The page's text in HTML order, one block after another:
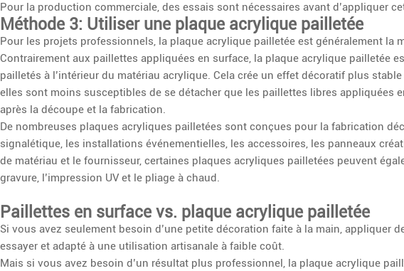
Pour la production commerciale, des essais sont nécessaires avant d’appliquer
Méthode 3: Utiliser une plaque acrylique pailletée
Pour les projets professionnels, la plaque acrylique pailletée est généralement la
Contrairement aux paillettes appliquées en surface, la plaque acrylique pailletée
pailletés à l’intérieur du matériau acrylique. Cela crée un effet décoratif plus
elles sont moins susceptibles de se détacher que les paillettes libres appliquées
après la découpe et la fabrication.
De nombreuses plaques acryliques pailletées sont conçues pour la fabrication
signalétique, les installations événementielles, les accessoires, les panneaux
de matériau et le fournisseur, certaines plaques acryliques pailletées peuvent
gravure, l’impression UV et le pliage à chaud.
Paillettes en surface vs. plaque acrylique pailletée
Si vous avez seulement besoin d’une petite décoration faite à la main, appliquer
essayer et adapté à une utilisation artisanale à faible coût.
Mais si vous avez besoin d’un résultat plus professionnel, la plaque acrylique